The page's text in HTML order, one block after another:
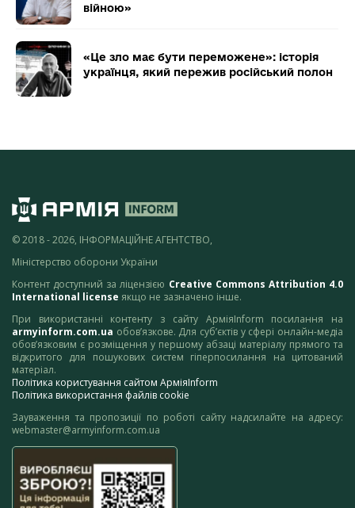
війною»
«Це зло має бути переможене»: історія
українця, який пережив російський полон
© 2018 - 2026, ІНФОРМАЦІЙНЕ АГЕНТСТВО,
Міністерство оборони України
Контент доступний за ліцензією Creative Commons Attribution 4.0
International license якщо не зазначено інше.
При використанні контенту з сайту АрміяInform посилання на
armyinform.com.ua обов’язкове. Для суб’єктів у сфері онлайн-медіа
обов’язковим є розміщення у першому абзаці матеріалу прямого та
відкритого для пошукових систем гіперпосилання на цитований
матеріал.
Політика користування сайтом АрміяInform
Політика використання файлів cookie
Зауваження та пропозиції по роботі сайту надсилайте на адресу:
webmaster@armyinform.com.ua